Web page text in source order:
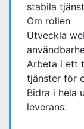
stabila
Om rollen
Utveckla
Arbeta i ett
tjänster för
Bidra i hela
leverans.